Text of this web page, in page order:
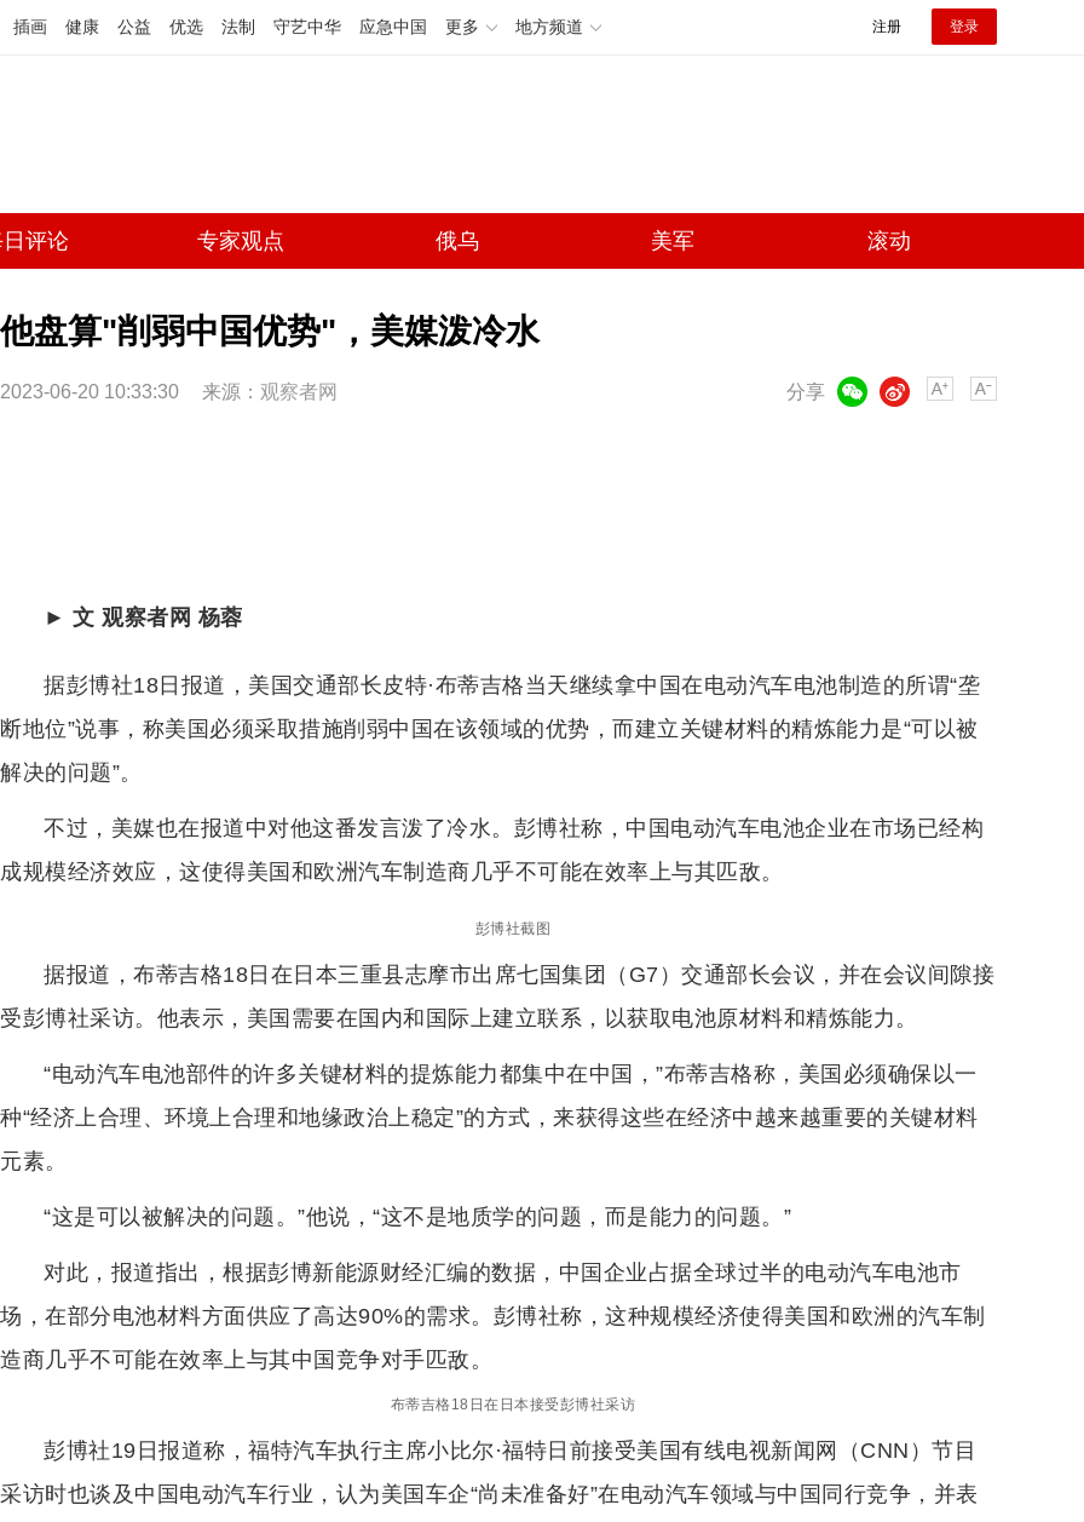
插画 健康 公益 优选 法制 守艺中华 应急中国 更多 地方频道 注册 登录
评论 专家观点 俄乌 美军 滚动
他盘算"削弱中国优势"，美媒泼冷水
2023-06-20 10:33:30 来源： 观察者网 分享
微博
► 文 观察者网 杨蓉
据彭博社18日报道，美国交通部长皮特·布蒂吉格当天继续拿中国在电动汽车电池制造的所谓“垄
断地位”说事，称美国必须采取措施削弱中国在该领域的优势，而建立关键材料的精炼能力是“可以被
解决的问题”。
不过，美媒也在报道中对他这番发言泼了冷水。彭博社称，中国电动汽车电池企业在市场已经构
成规模经济效应，这使得美国和欧洲汽车制造商几乎不可能在效率上与其匹敌。
彭博社截图
据报道，布蒂吉格18日在日本三重县志摩市出席七国集团（G7）交通部长会议，并在会议间隙接
受彭博社采访。他表示，美国需要在国内和国际上建立联系，以获取电池原材料和精炼能力。
“电动汽车电池部件的许多关键材料的提炼能力都集中在中国，”布蒂吉格称，美国必须确保以一
种“经济上合理、环境上合理和地缘政治上稳定”的方式，来获得这些在经济中越来越重要的关键材料
元素。
“这是可以被解决的问题。”他说，“这不是地质学的问题，而是能力的问题。”
对此，报道指出，根据彭博新能源财经汇编的数据，中国企业占据全球过半的电动汽车电池市
场，在部分电池材料方面供应了高达90%的需求。彭博社称，这种规模经济使得美国和欧洲的汽车制
造商几乎不可能在效率上与其中国竞争对手匹敌。
布蒂吉格18日在日本接受彭博社采访
彭博社19日报道称，福特汽车执行主席小比尔·福特日前接受美国有线电视新闻网（CNN）节目
采访时也谈及中国电动汽车行业，认为美国车企“尚未准备好”在电动汽车领域与中国同行竞争，并表